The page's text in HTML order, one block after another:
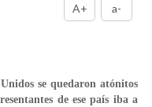
A+ a-
se quedaron atónitos
de ese país iba a